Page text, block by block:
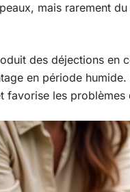
mais rarement
des déjections en
en période
favorise les problèmes